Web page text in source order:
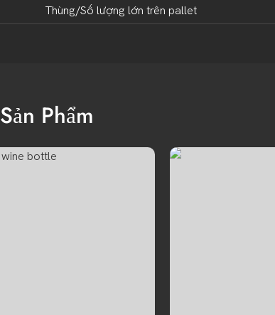
Thùng/Số lượng lớn trên pallet
Phẩm